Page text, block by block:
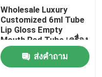
Wholesale Luxury
Customized 6ml Tube
Lip Gloss Empty
Mouth Red Tube เครื่อง
สําอางบรรจุภัณฑ์
กระปุกกระปุกกระปุก
ส่งคำถาม